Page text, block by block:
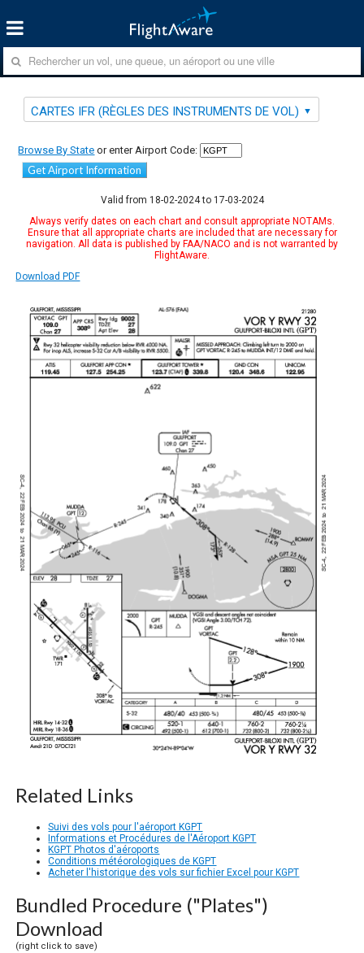
CARTES IFR (RÈGLES DES INSTRUMENTS DE VOL)
Browse By State or enter Airport Code:
Get Airport Information
Valid from 18-02-2024 to 17-03-2024
Always verify dates on each chart and consult appropriate NOTAMs.
Ensure that all appropriate charts are included that are necessary for
navigation. All data is published by FAA/NACO and is not warranted by
FlightAware.
Download PDF
Related Links
Suivi des vols pour l'aéroport KGPT
Informations et Procédures de l'Aéroport KGPT
KGPT Photos d'aéroports
Conditions météorologiques de KGPT
Acheter l'historique des vols sur fichier Excel pour KGPT
Bundled Procedure ("Plates")
Download
(right click to save)